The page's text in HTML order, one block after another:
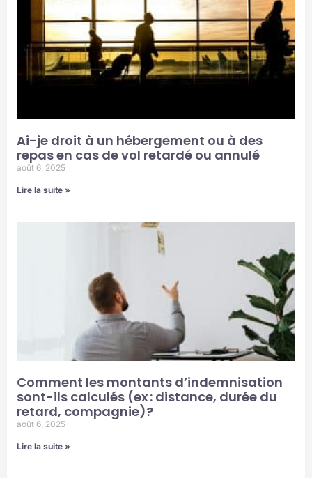
Ai-je droit à un hébergement ou à des
repas en cas de vol retardé ou annulé
août 6, 2025
Lire la suite »
Comment les montants d’indemnisation
sont-ils calculés (ex : distance, durée du
retard, compagnie)?
août 6, 2025
Lire la suite »